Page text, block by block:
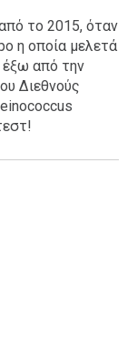
το 2015, όταν
η οποία μελετά
έξω από την
Διεθνούς